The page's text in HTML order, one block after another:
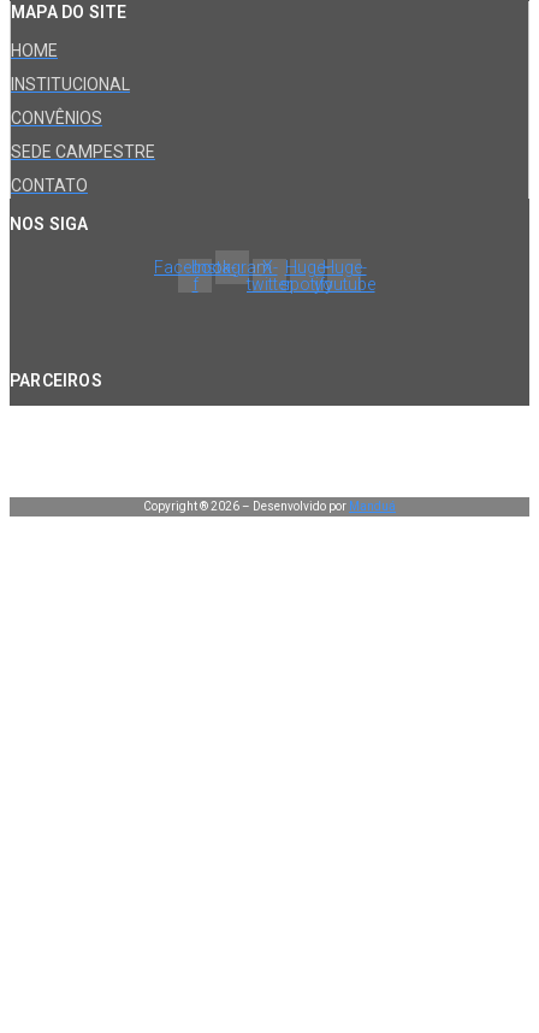
MAPA DO SITE
HOME
INSTITUCIONAL
CONVÊNIOS
SEDE CAMPESTRE
CONTATO
NOS SIGA
Facebook-
f
InstagramX-
twitter
Huge-
spotify
Huge-
youtube
PARCEIROS
Copyright ® 2026 – Desenvolvido por Manduá